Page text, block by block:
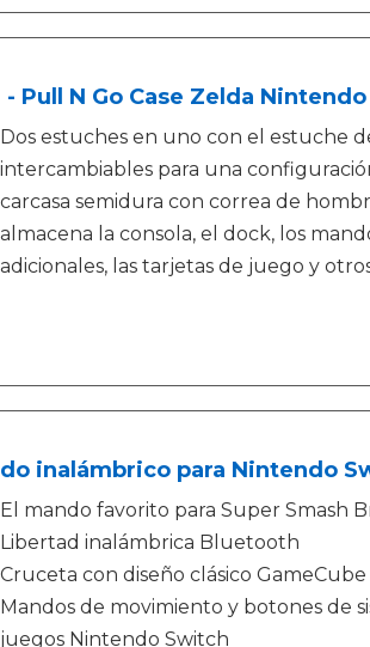
- Pull N Go Case Zelda
Dos estuches en uno con el estuche
intercambiables para una
carcasa semidura con correa de
almacena la consola, el dock, los
adicionales, las tarjetas de juego y
inalámbrico para Nintendo
El mando favorito para Super Smash
Libertad inalámbrica Bluetooth
Cruceta con diseño clásico
Mandos de movimiento y botones de
juegos Nintendo Switch